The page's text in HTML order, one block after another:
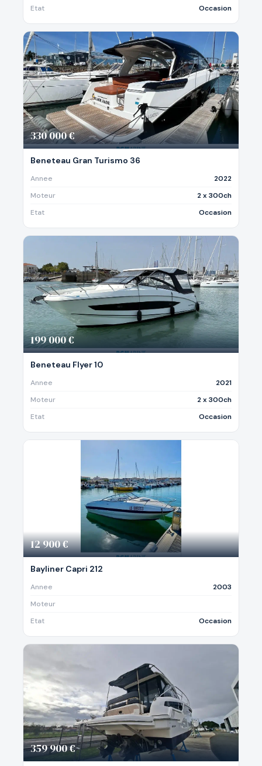
Etat Occasion
330 000 €
Beneteau Gran Turismo 36
Annee
2022
Moteur
2 x 300ch
Etat
Occasion
199 000 €
Beneteau Flyer 10
Annee
2021
Moteur
2 x 300ch
Etat
Occasion
12 900 €
Bayliner Capri 212
Annee
2003
Moteur
Etat
Occasion
359 900 €